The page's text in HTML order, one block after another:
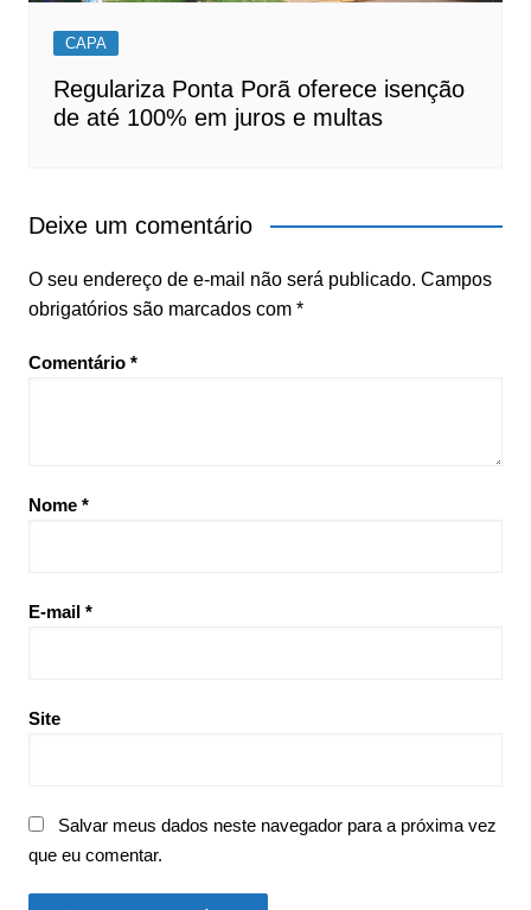
CAPA
Regulariza Ponta Porã oferece isenção
de até 100% em juros e multas
Deixe um comentário
O seu endereço de e-mail não será publicado. Campos
obrigatórios são marcados com *
Comentário *
Nome *
E-mail *
Site
Salvar meus dados neste navegador para a próxima vez
que eu comentar.